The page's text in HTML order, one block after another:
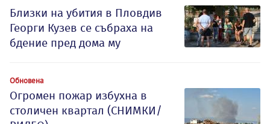
Близки на убития в Пловдив
Георги Кузев се събраха на
бдение пред дома му
Обновена
Огромен пожар избухна в
столичен квартал (СНИМКИ/